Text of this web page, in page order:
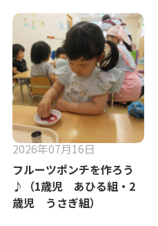
2026年07月16日
フルーツポンチを作ろう
♪（1歳児 あひる組・2
歳児 うさぎ組）